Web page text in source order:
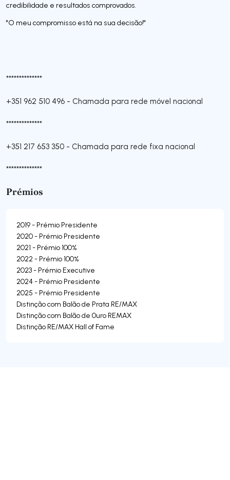
credibilidade e resultados comprovados.
"O meu compromisso está na sua decisão!"
**************
+351 962 510 496 - Chamada para rede móvel nacional
**************
+351 217 653 350 - Chamada para rede fixa nacional
**************
Prémios
2019 - Prémio Presidente
2020 - Prémio Presidente
2021 - Prémio 100%
2022 - Prémio 100%
2023 - Prémio Executive
2024 - Prémio Presidente
2025 - Prémio Presidente
Distinção com Balão de Prata RE/MAX
Distinção com Balão de 0uro REMAX
Distinção RE/MAX Hall of Fame